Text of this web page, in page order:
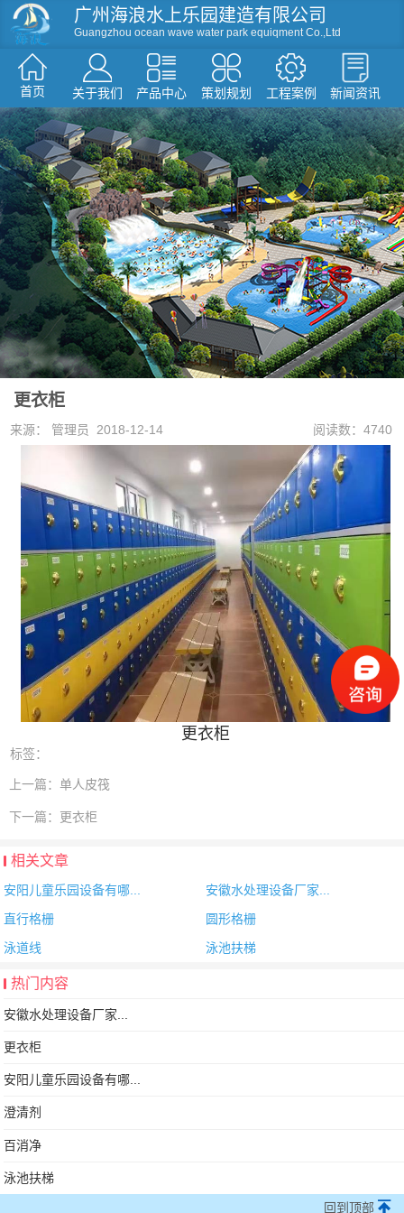
广州海浪水上乐园建造有限公司
Guangzhou ocean wave water park equiqment Co.,Ltd
首页 关于我们 产品中心 策划规划 工程案例 新闻资讯
资讯
滑梯系列 人工造浪 戏水小品
水屋水寨
环流河设备
温泉水疗设备
游泳池设备
假山造型仿真树
更衣柜
来源： 管理员 2018-12-14 阅读数：4740
更衣柜
标签：
上一篇： 单人皮筏
下一篇： 更衣柜
相关文章
安阳儿童乐园设备有哪...
安徽水处理设备厂家...
直行格栅
圆形格栅
泳道线
泳池扶梯
热门内容
安徽水处理设备厂家...
更衣柜
安阳儿童乐园设备有哪...
澄清剂
百消净
泳池扶梯
回到顶部